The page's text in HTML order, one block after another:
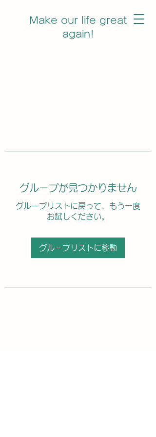
Make our life great
again!
グループが見つかりません
グループリストに戻って、もう一度
お試しください。
グループリストに移動